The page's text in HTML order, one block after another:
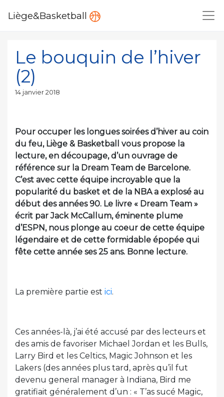
Liège&Basketball
Le bouquin de l’hiver
(2)
Publié
14 janvier 2018
Pour occuper les longues soirées d’hiver au coin
du feu, Liège & Basketball vous propose la
lecture, en découpage, d’un ouvrage de
référence sur la Dream Team de Barcelone.
C’est avec cette équipe incroyable que la
popularité du basket et de la NBA a explosé au
début des années 90. Le livre « Dream Team »
écrit par Jack McCallum, éminente plume
d’ESPN, nous plonge au coeur de cette équipe
légendaire et de cette formidable épopée qui
fête cette année ses 25 ans. Bonne lecture.
La première partie est ici.
Ces années-là, j’ai été accusé par des lecteurs et
des amis de favoriser Michael Jordan et les Bulls,
Larry Bird et les Celtics, Magic Johnson et les
Lakers (des années plus tard, après qu’il fut
devenu general manager à Indiana, Bird me
gratifiait généralement d’un : « T’as sucé Magic,